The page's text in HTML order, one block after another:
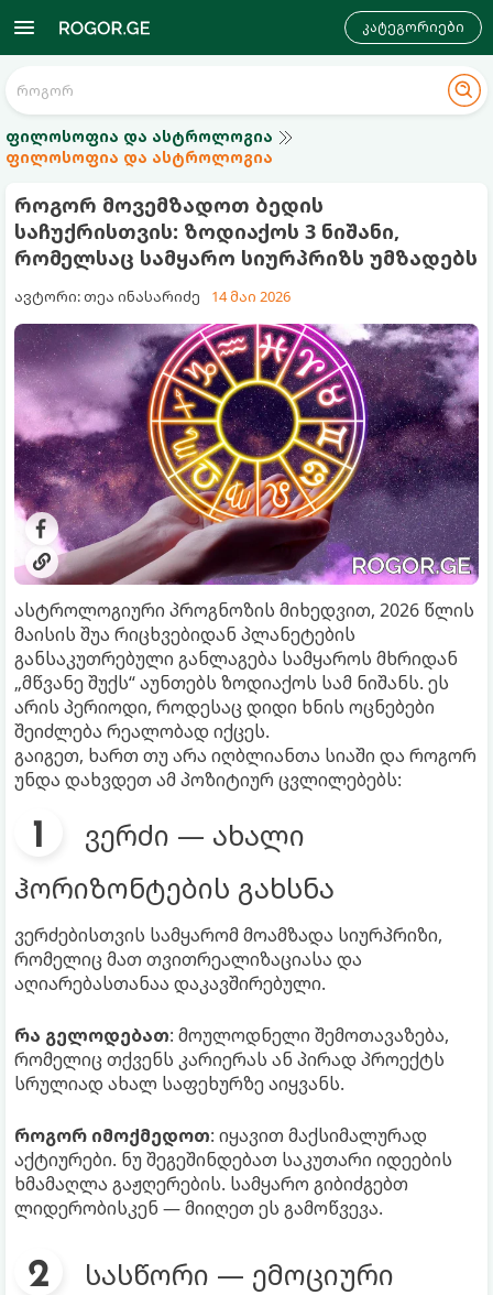
კატეგორიები
ფილოსოფია და ასტროლოგია
ფილოსოფია და ასტროლოგია
როგორ მოვემზადოთ ბედის
საჩუქრისთვის: ზოდიაქოს 3 ნიშანი,
რომელსაც სამყარო სიურპრიზს უმზადებს
ავტორი: თეა ინასარიძე 14 მაი 2026
ასტროლოგიური პროგნოზის მიხედვით, 2026 წლის
მაისის შუა რიცხვებიდან პლანეტების
განსაკუთრებული განლაგება სამყაროს მხრიდან
„მწვანე შუქს“ აუნთებს ზოდიაქოს სამ ნიშანს. ეს
არის პერიოდი, როდესაც დიდი ხნის ოცნებები
შეიძლება რეალობად იქცეს.
გაიგეთ, ხართ თუ არა იღბლიანთა სიაში და როგორ
უნდა დახვდეთ ამ პოზიტიურ ცვლილებებს:
ვერძი — ახალი
ჰორიზონტების გახსნა
ვერძებისთვის სამყარომ მოამზადა სიურპრიზი,
რომელიც მათ თვითრეალიზაციასა და
აღიარებასთანაა დაკავშირებული.
რა გელოდებათ: მოულოდნელი შემოთავაზება,
რომელიც თქვენს კარიერას ან პირად პროექტს
სრულიად ახალ საფეხურზე აიყვანს.
როგორ იმოქმედოთ: იყავით მაქსიმალურად
აქტიურები. ნუ შეგეშინდებათ საკუთარი იდეების
ხმამაღლა გაჟღერების. სამყარო გიბიძგებთ
ლიდერობისკენ — მიიღეთ ეს გამოწვევა.
სასწორი — ემოციური